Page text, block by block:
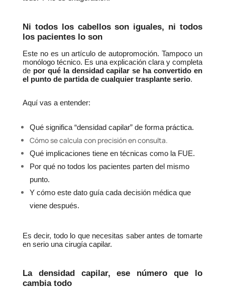
Ni todos los cabellos son iguales, ni todos
los pacientes lo son
Este no es un artículo de autopromoción. Tampoco un
monólogo técnico. Es una explicación clara y completa
de por qué la densidad capilar se ha convertido en
el punto de partida de cualquier trasplante serio.
Aquí vas a entender:
Qué significa “densidad capilar” de forma práctica.
Cómo se calcula con precisión en consulta.
Qué implicaciones tiene en técnicas como la FUE.
Por qué no todos los pacientes parten del mismo
punto.
Y cómo este dato guía cada decisión médica que
viene después.
Es decir, todo lo que necesitas saber antes de tomarte
en serio una cirugía capilar.
La densidad capilar, ese número que lo
cambia todo